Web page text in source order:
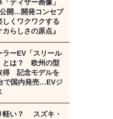
ティザー画像」
開…開発コンセプ
しくワクワクする
カらしさの原点』
ラーEV「スリール
とは？ 欧州の型
得 記念モデルを
で国内発売…EVジ
軽い？ スズキ・